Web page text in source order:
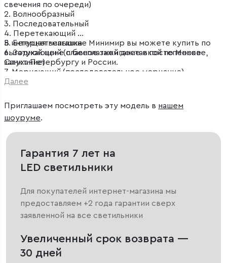
свечения по очереди)
2. Волнообразный
3. Последовательный
4. Перетекающий
5. Бегущая вспышка
6. Затухающий (плавное зажигание и постепенное
затухание)
7. Мерцающий (последовательное мерцание)
8. Постоянный (статичное свечение)
В интернет-магазине Минимир вы можете купить по
выгодной цене с бесплатной доставкой по Москве,
Санкт-Петербургу и России.
Далее
Приглашаем посмотреть эту модель в нашем
шоуруме.
Гарантия 7 лет на
LED светильники
Для покупателей интернет-магазина мы
предоставляем +2 года гарантии сверх
заявленной на все светильники
Увеличенный срок возврата —
30 дней